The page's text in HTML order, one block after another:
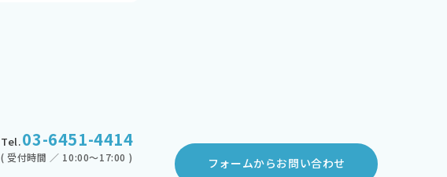
Tel.03-6451-4414
( 受付時間 ／ 10:00～17:00 ) フォームからお問い合わせ